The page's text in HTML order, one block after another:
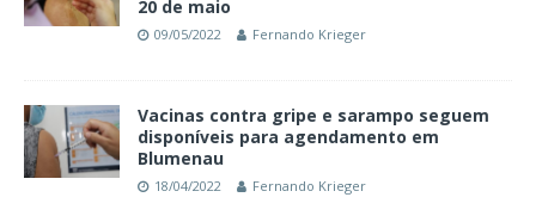
20 de maio
09/05/2022 Fernando Krieger
Vacinas contra gripe e sarampo seguem
disponíveis para agendamento em
Blumenau
18/04/2022 Fernando Krieger